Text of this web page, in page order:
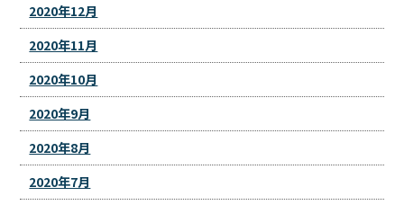
2020年12月
2020年11月
2020年10月
2020年9月
2020年8月
2020年7月